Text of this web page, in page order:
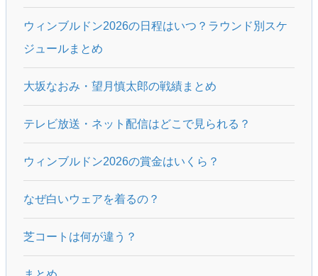
ウィンブルドン2026の日程はいつ？ラウンド別スケ
ジュールまとめ
大坂なおみ・望月慎太郎の戦績まとめ
テレビ放送・ネット配信はどこで見られる？
ウィンブルドン2026の賞金はいくら？
なぜ白いウェアを着るの？
芝コートは何が違う？